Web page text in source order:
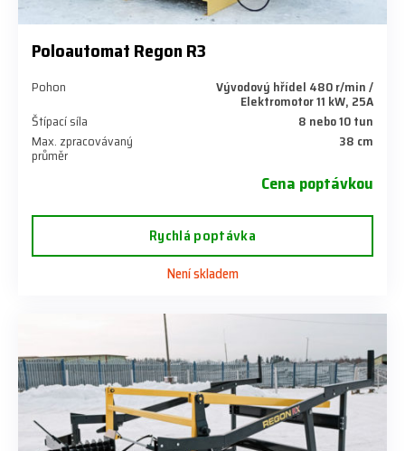
Poloautomat Regon R3
Pohon Vývodový hřídel 480 r/min /
Elektromotor 11 kW, 25A
Štípací síla
8 nebo 10 tun
Max. zpracovávaný
průměr
38 cm
Cena poptávkou
Rychlá poptávka
Není skladem